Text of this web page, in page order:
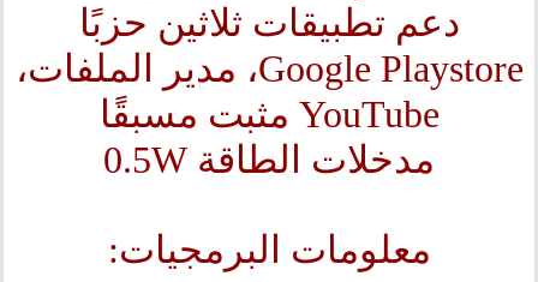
دعم تطبيقات ثلاثين حزبًا
Google Playstore، مدير الملفات،
YouTube مثبت مسبقًا
مدخلات الطاقة 0.5W
معلومات البرمجيات: